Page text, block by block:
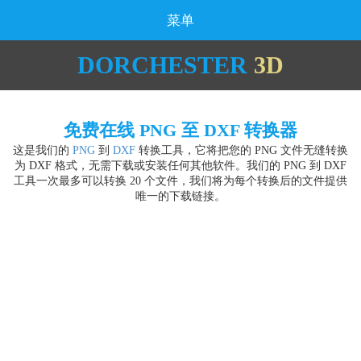
菜单
DORCHESTER 3D
免费在线 PNG 至 DXF 转换器
这是我们的 PNG 到 DXF 转换工具，它将把您的 PNG 文件无缝转换
为 DXF 格式，无需下载或安装任何其他软件。我们的 PNG 到 DXF
工具一次最多可以转换 20 个文件，我们将为每个转换后的文件提供
唯一的下载链接。